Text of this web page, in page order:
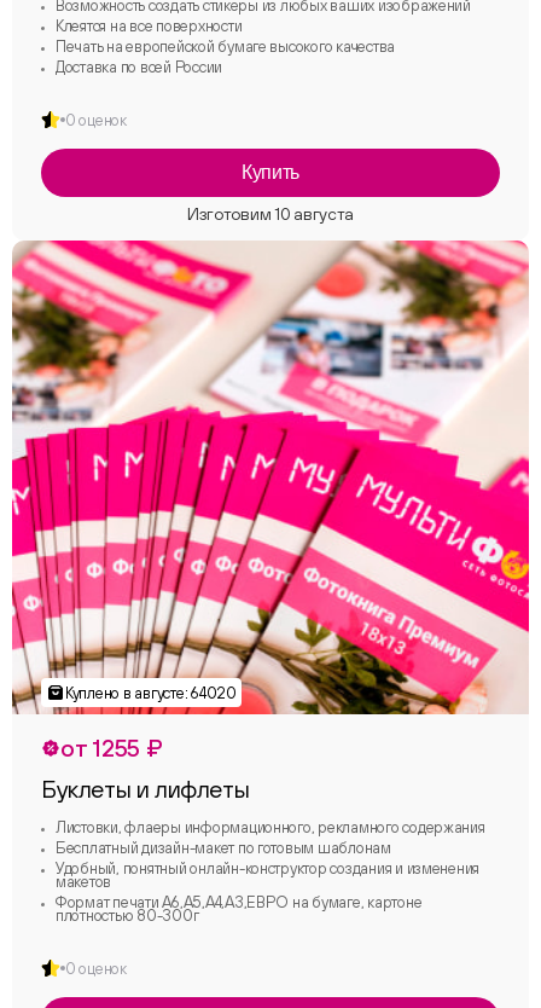
Возможность создать стикеры из любых ваших изображений
Клеятся на все поверхности
Печать на европейской бумаге высокого качества
Доставка по всей России
0 оценок
Купить
от 1255 ₽
Буклеты и лифлеты
Листовки, флаеры информационного, рекламного содержания
Бесплатный дизайн-макет по готовым шаблонам
Удобный, понятный онлайн-конструктор создания и изменения
макетов
Формат печати А6,А5,А4,А3,ЕВРО на бумаге, картоне
плотностью 80-300г
0 оценок